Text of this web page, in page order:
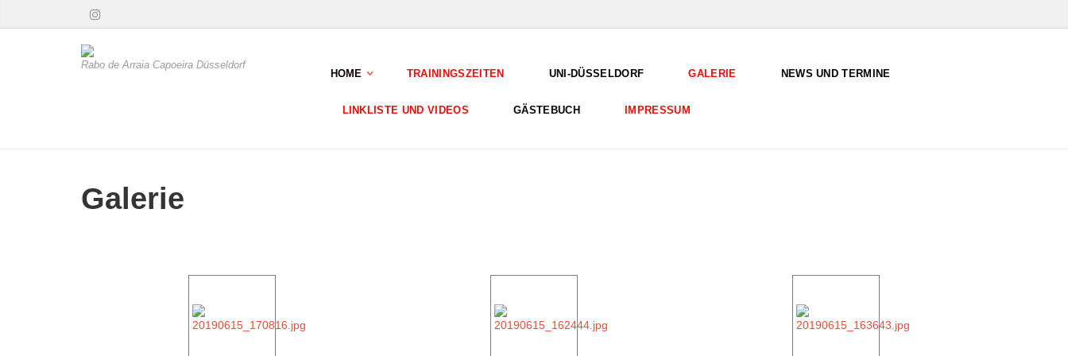
Rabo de Arraia Capoeira Düsseldorf
HOME TRAININGSZEITEN UNI-DÜSSELDORF GALERIE NEWS UND TERMINE
LINKLISTE UND VIDEOS GÄSTEBUCH IMPRESSUM
Galerie